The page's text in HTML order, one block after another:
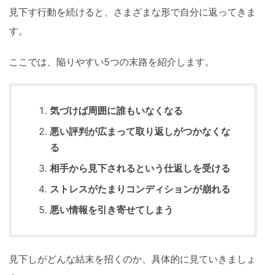
見下す行動を続けると、さまざまな形で自分に返ってきま
す。
ここでは、陥りやすい5つの末路を紹介します。
気づけば周囲に誰もいなくなる
悪い評判が広まって取り返しがつかなくな
る
相手から見下されるという仕返しを受ける
ストレスがたまりコンディションが崩れる
悪い情報を引き寄せてしまう
見下しがどんな結末を招くのか、具体的に見ていきましょ